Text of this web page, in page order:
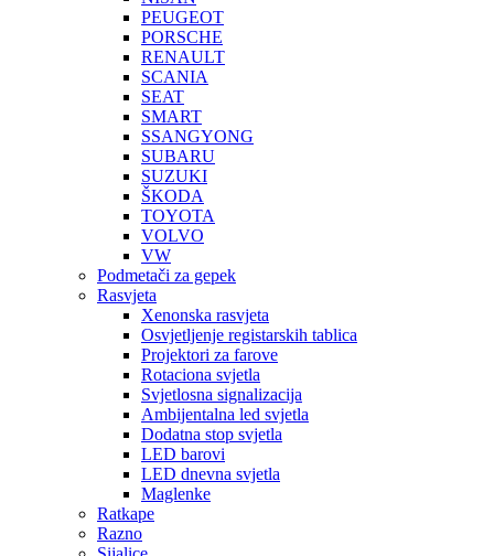
PEUGEOT
PORSCHE
RENAULT
SCANIA
SEAT
SMART
SSANGYONG
SUBARU
SUZUKI
ŠKODA
TOYOTA
VOLVO
VW
Podmetači za gepek
Rasvjeta
Xenonska rasvjeta
Osvjetljenje registarskih tablica
Projektori za farove
Rotaciona svjetla
Svjetlosna signalizacija
Ambijentalna led svjetla
Dodatna stop svjetla
LED barovi
LED dnevna svjetla
Maglenke
Ratkape
Razno